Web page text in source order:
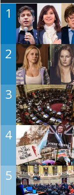
1
2
3
4
5